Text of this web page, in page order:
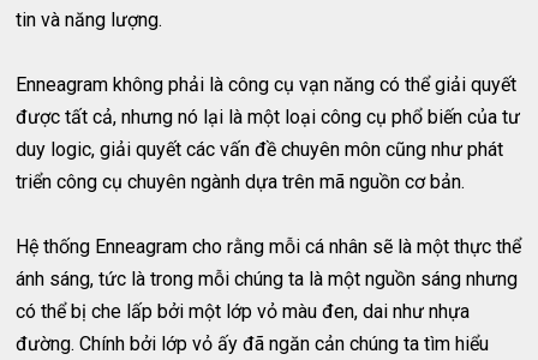
tin và năng lượng.
Enneagram không phải là công cụ vạn năng có thể giải quyết
được tất cả, nhưng nó lại là một loại công cụ phổ biến của tư
duy logic, giải quyết các vấn đề chuyên môn cũng như phát
triển công cụ chuyên ngành dựa trên mã nguồn cơ bản.
Hệ thống Enneagram cho rằng mỗi cá nhân sẽ là một thực thể
ánh sáng, tức là trong mỗi chúng ta là một nguồn sáng nhưng
có thể bị che lấp bởi một lớp vỏ màu đen, dai như nhựa
đường. Chính bởi lớp vỏ ấy đã ngăn cản chúng ta tìm hiểu